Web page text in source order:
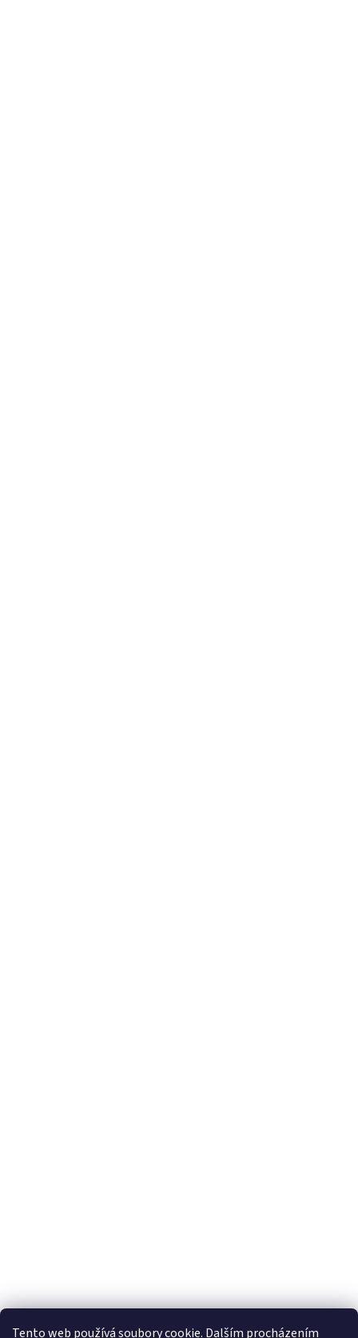
Tento web používá soubory cookie. Dalším procházením